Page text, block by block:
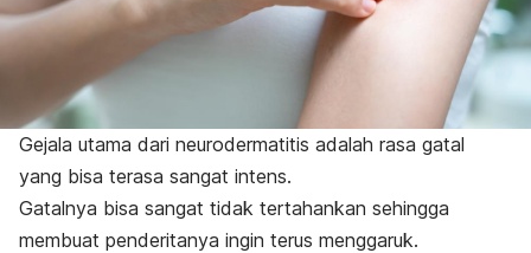
Gejala utama dari neurodermatitis adalah rasa gatal
yang bisa terasa sangat intens.
Gatalnya bisa sangat tidak tertahankan sehingga
membuat penderitanya ingin terus menggaruk.